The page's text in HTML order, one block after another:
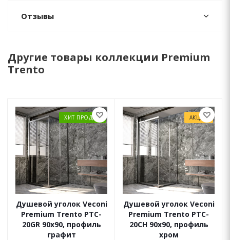
Отзывы
Другие товары коллекции Premium
Trento
ХИТ ПРОДАЖ
Душевой уголок Veconi
Premium Trento PTC-
20GR 90x90, профиль
графит
АКЦИЯ
Душевой уголок Veconi
Premium Trento PTC-
20CH 90x90, профиль
хром